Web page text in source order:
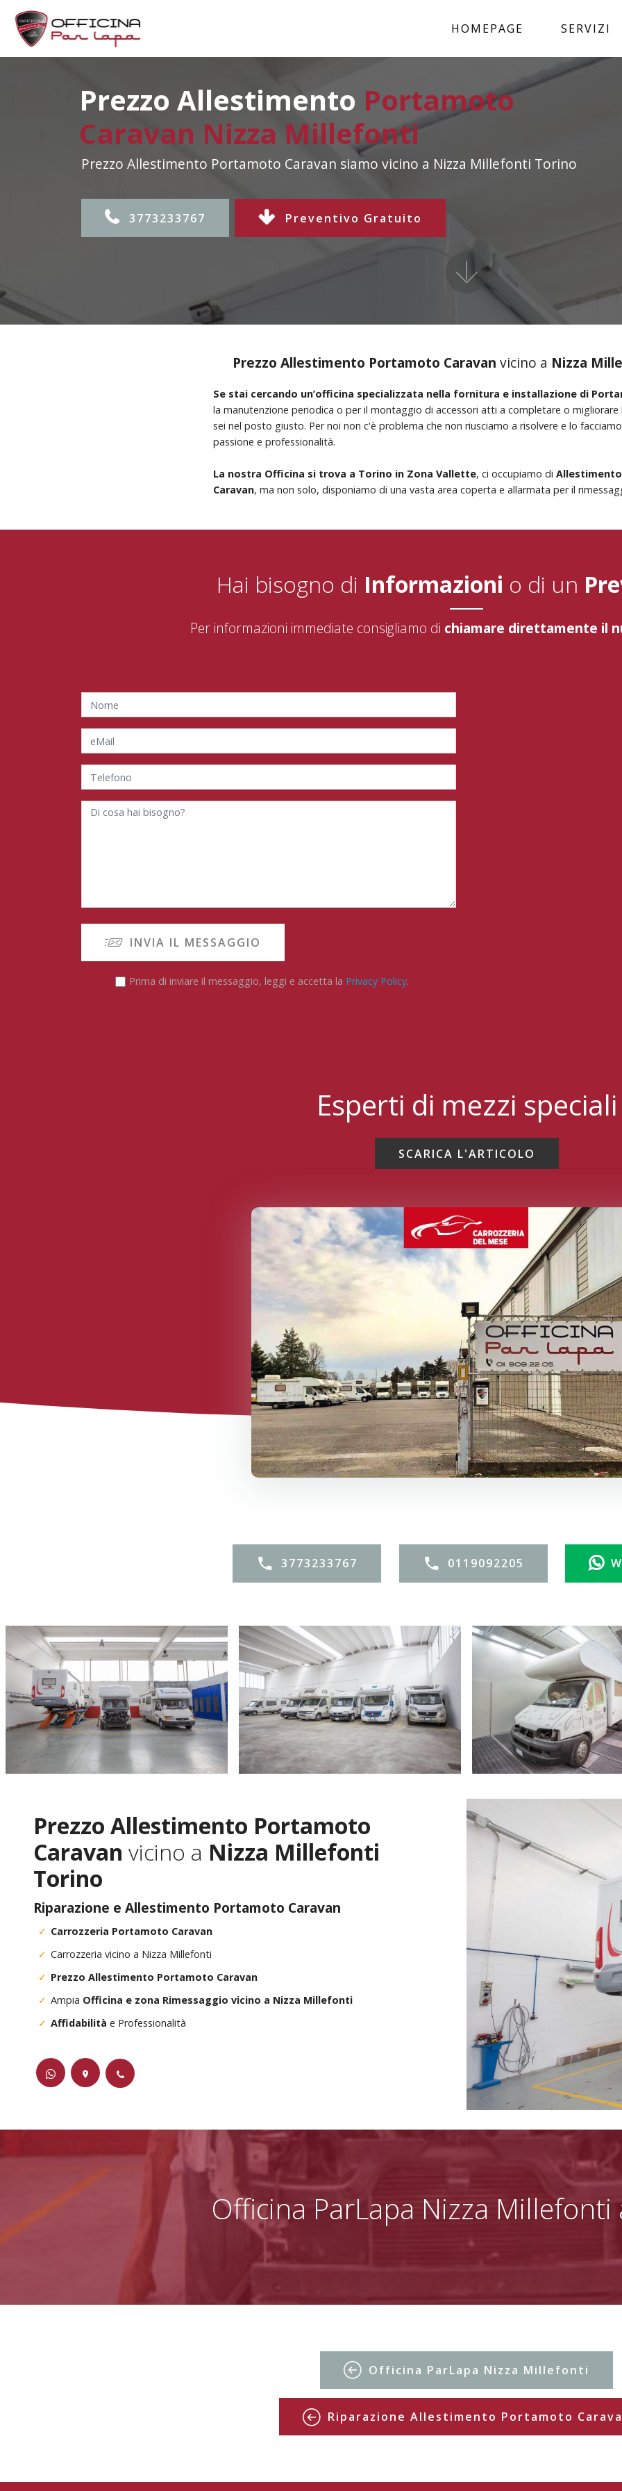
HOMEPAGE SERVIZI
Prezzo Allestimento Portamoto
Caravan Nizza Millefonti
Prezzo Allestimento Portamoto Caravan siamo vicino a Nizza Millefonti Torino
3773233767 Preventivo Gratuito
Prezzo Allestimento Portamoto Caravan vicino a Nizza
Se stai cercando un’officina specializzata nella fornitura e installazione di
la manutenzione periodica o per il montaggio di accessori atti a completare o migliorare
sei nel posto giusto. Per noi non c'è problema che non riusciamo a risolvere e lo
passione e professionalità.
La nostra Officina si trova a Torino in Zona Vallette, ci occupiamo di
Caravan, ma non solo, disponiamo di una vasta area coperta e allarmata per il
Hai bisogno di Informazioni o di un
Per informazioni immediate consigliamo di chiamare direttamente il
INVIA IL MESSAGGIO
Prima di inviare il messaggio, leggi e accetta la Privacy Policy.
Esperti di mezzi speciali
SCARICA L'ARTICOLO
3773233767 0119092205
Prezzo Allestimento Portamoto
Caravan vicino a Nizza Millefonti
Torino
Riparazione e Allestimento Portamoto Caravan
Carrozzeria Portamoto Caravan
Carrozzeria vicino a Nizza Millefonti
Prezzo Allestimento Portamoto Caravan
Ampia Officina e zona Rimessaggio vicino a Nizza Millefonti
Affidabilità e Professionalità
Officina ParLapa Nizza Millefonti
Officina ParLapa Nizza Millefonti
Riparazione Allestimento Portamoto